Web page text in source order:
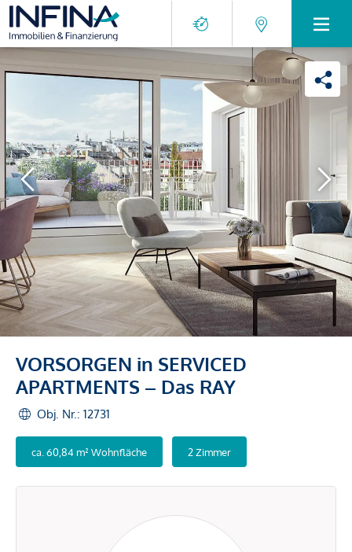
VORSORGEN in SERVICED
APARTMENTS – Das RAY
Obj. Nr.: 12731
ca. 60,84 m² Wohnfläche 2 Zimmer